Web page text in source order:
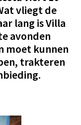
vliegt de
lang is Villa
avonden
moet kunnen
trakteren